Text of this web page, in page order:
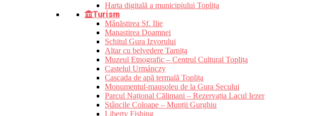
Harta digitală a municipiului Toplița
Turism
Mânăstirea Sf. Ilie
Manastirea Doamnei
Schitul Gura Izvorului
Altar cu belvedere Tarnița
Muzeul Etnografic – Centrul Cultural Toplița
Castelul Urmánczy
Cascada de apă termală Toplița
Monumentul-mausoleu de la Gura Secului
Parcul Național Călimani – Rezervația Lacul Iezer
Stâncile Coloape – Munții Gurghiu
Liberty Fishing